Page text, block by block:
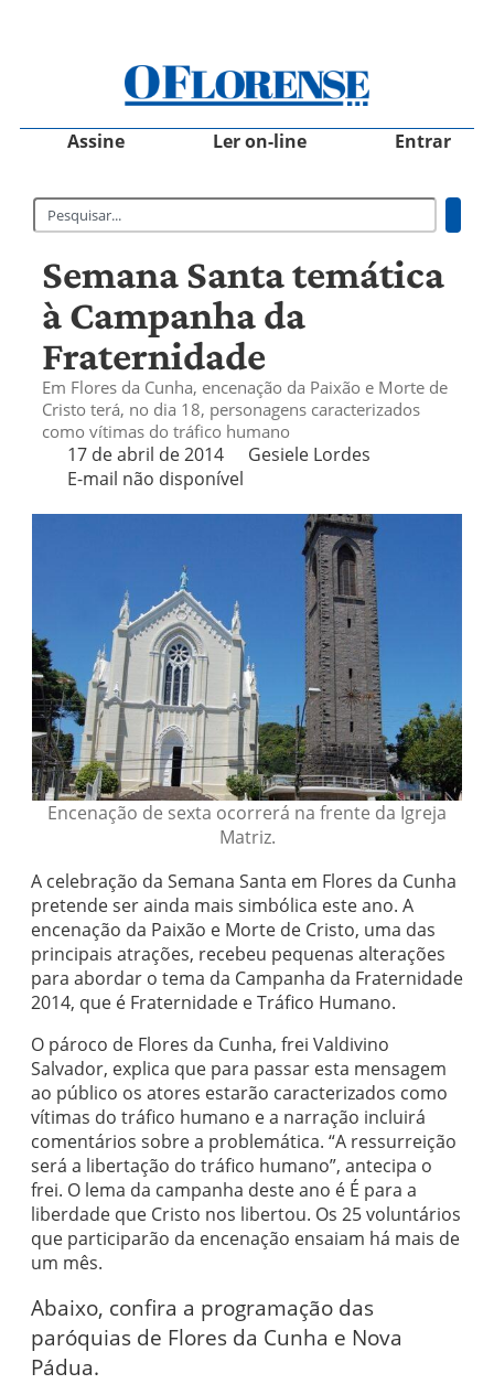
Assine Ler on-line Entrar
Semana Santa temática
à Campanha da
Fraternidade
Em Flores da Cunha, encenação da Paixão e Morte de
Cristo terá, no dia 18, personagens caracterizados
como vítimas do tráfico humano
17 de abril de 2014
Gesiele Lordes
E-mail não disponível
Encenação de sexta ocorrerá na frente da Igreja
Matriz.
A celebração da Semana Santa em Flores da Cunha
pretende ser ainda mais simbólica este ano. A
encenação da Paixão e Morte de Cristo, uma das
principais atrações, recebeu pequenas alterações
para abordar o tema da Campanha da Fraternidade
2014, que é Fraternidade e Tráfico Humano.
O pároco de Flores da Cunha, frei Valdivino
Salvador, explica que para passar esta mensagem
ao público os atores estarão caracterizados como
vítimas do tráfico humano e a narração incluirá
comentários sobre a problemática. “A ressurreição
será a libertação do tráfico humano”, antecipa o
frei. O lema da campanha deste ano é É para a
liberdade que Cristo nos libertou. Os 25 voluntários
que participarão da encenação ensaiam há mais de
um mês.
Abaixo, confira a programação das
paróquias de Flores da Cunha e Nova
Pádua.